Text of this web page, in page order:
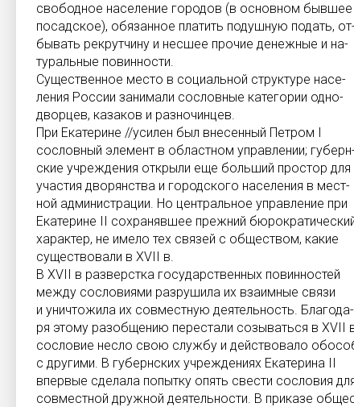
свободное население городов (в основном бывшее
посадское), обязанное платить подушную подать,
бывать рекрутчину и несшее прочие денежные и на-
туральные повинности.
Существенное место в социальной структуре насе-
ления России занимали сословные категории одно-
дворцев, казаков и разночинцев.
При Екатерине //усилен был внесенный Петром I
сословный элемент в областном управлении;
ские учреждения открыли еще больший простор для
участия дворянства и городского населения в мест-
ной администрации. Но центральное управление при
Екатерине II сохранявшее прежний
характер, не имело тех связей с обществом, какие
существовали в XVII в.
В XVII в разверстка государственных повинностей
между сословиями разрушила их взаимные связи
и уничтожила их совместную деятельность. Благода-
ря этому разобщению перестали созываться в
сословие несло свою службу и действовало
с другими. В губернских учреждениях Екатерина II
впервые сделала попытку опять свести сословия
совместной дружной деятельности. В приказе